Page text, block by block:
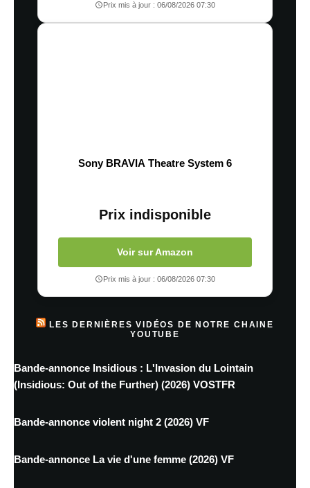
Prix mis à jour : 06/08/2026 07:30
Sony BRAVIA Theatre System 6
Prix indisponible
Voir sur Amazon
Prix mis à jour : 06/08/2026 07:30
LES DERNIÈRES VIDÉOS DE NOTRE CHAINE
YOUTUBE
Bande-annonce Insidious : L'Invasion du Lointain
(Insidious: Out of the Further) (2026) VOSTFR
Bande-annonce violent night 2 (2026) VF
Bande-annonce La vie d'une femme (2026) VF